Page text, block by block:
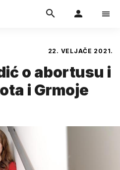
22. VELJAČE 2021.
o abortusu i
i Grmoje